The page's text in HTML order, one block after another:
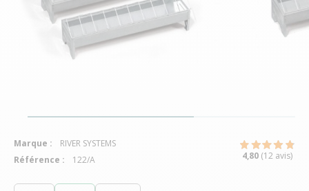
Marque :
RIVER SYSTEMS
Référence :
122/A 4,80 (12 avis)